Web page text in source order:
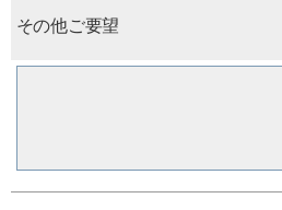
その他ご要望